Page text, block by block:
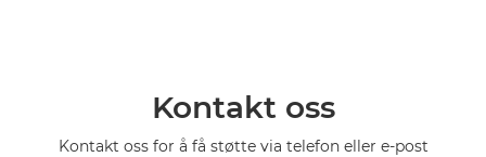
Kontakt oss
Kontakt oss for å få støtte via telefon eller e-post